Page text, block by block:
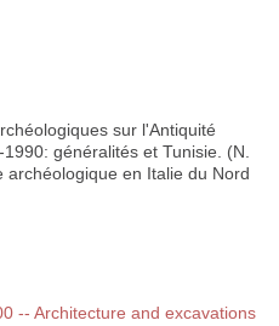
sur l'Antiquité
généralités et Tunisie. (N.
en Italie du Nord
-- Architecture and excavations